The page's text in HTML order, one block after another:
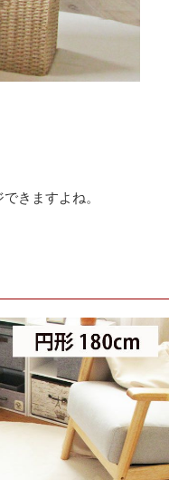
きますよね。